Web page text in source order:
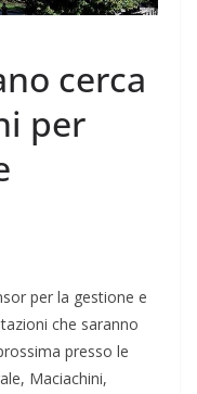
cerca
per
per la gestione e
che saranno
presso le
Maciachini,